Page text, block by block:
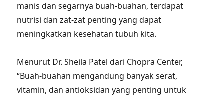
manis dan segarnya buah-buahan, terdapat
nutrisi dan zat-zat penting yang dapat
meningkatkan kesehatan tubuh kita.
Menurut Dr. Sheila Patel dari Chopra Center,
“Buah-buahan mengandung banyak serat,
vitamin, dan antioksidan yang penting untuk